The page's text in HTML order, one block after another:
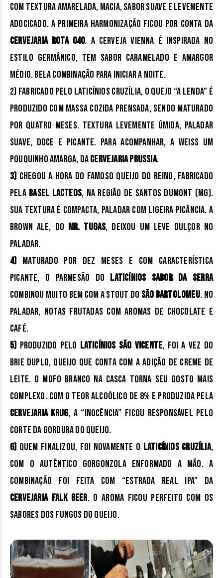
com textura amarelada, macia, sabor suave e levemente
adocicado. A primeira harmonização ficou por conta da
Cervejaria Rota 040. A cerveja Vienna é inspirada no
estilo germânico, tem sabor caramelado e amargor
médio. Bela combinação para iniciar a noite.
2) Fabricado pelo Laticínios Cruzília, o quejo “A Lenda” é
produzido com massa cozida prensada, sendo maturado
por quatro meses. Textura levemente úmida, paladar
suave, doce e picante. Para acompanhar, a Weiss um
pouquinho amarga, daCervejaria Prussia.
3) Chegou a hora do famoso Queijo do Reino, fabricado
pela Basel Lacteos, na região de Santos Dumont (MG).
Sua textura é compacta, paladar com ligeira picância. A
Brown Ale, do Mr. Tugas, deixou um leve dulçor no
paladar.
4) Maturado por dez meses e com característica
picante, o Parmesão do Laticínios Sabor da Serra
combinou muito bem com a Stout do São Bartolomeu. No
paladar, notas frutadas com aromas de chocolate e
café.
5) Produzido pelo Laticínios São Vicente, foi a vez do
Brie Duplo, queijo que conta com a adição de creme de
leite. O mofo branco na casca torna seu gosto mais
complexo. Com o teor alcoólico de 8% e produzida pela
Cervejaria Krug, a “Inocência” ficou responsável pelo
corte da gordura do queijo.
6) Quem finalizou, foi novamente o Laticínios Cruzília,
com o autêntico gorgonzola enformado a mão. A
combinação foi feita com “Estrada Real Ipa” da
Cervejaria Falk Beer. O aroma ficou perfeito com os
sabores dos fungos do queijo.